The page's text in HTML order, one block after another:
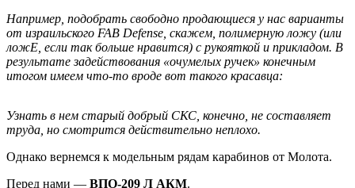
Например, подобрать свободно продающиеся у нас варианты
от израильского FAB Defense, скажем, полимерную ложу (или
ложЕ, если так больше нравится) с рукояткой и прикладом. В
результате задействования «очумелых ручек» конечным
итогом имеем что-то вроде вот такого красавца:
Узнать в нем старый добрый СКС, конечно, не составляет
труда, но смотрится действительно неплохо.
Однако вернемся к модельным рядам карабинов от Молота.
Перед нами — ВПО-209 Л АКМ.